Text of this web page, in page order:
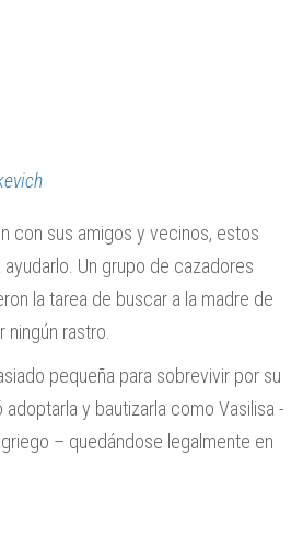
con sus amigos y vecinos, estos
Un grupo de cazadores
la tarea de buscar a la madre de
ningún rastro.
pequeña para sobrevivir por su
y bautizarla como Vasilisa -
griego – quedándose legalmente en